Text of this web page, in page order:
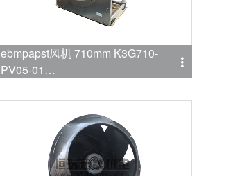
ebmpapst风机 710mm K3G710-
PV05-01